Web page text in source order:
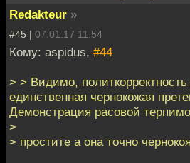
Redakteur »
#45 | 07.01.17 11:54
Кому: aspidus, #44
> > Видимо,
единственная чернокожая
Демонстрация расовой
>
> простите а она точно